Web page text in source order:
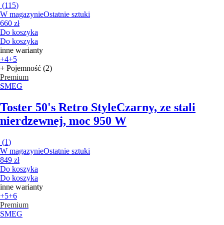
(115)
W magazynieOstatnie sztuki
660 zł
Do koszyka
Do koszyka
inne warianty
+4+5
+ Pojemność (2)
Premium
SMEG
Toster 50's Retro StyleCzarny, ze stali
nierdzewnej, moc 950 W
(1)
W magazynieOstatnie sztuki
849 zł
Do koszyka
Do koszyka
inne warianty
+5+6
Premium
SMEG